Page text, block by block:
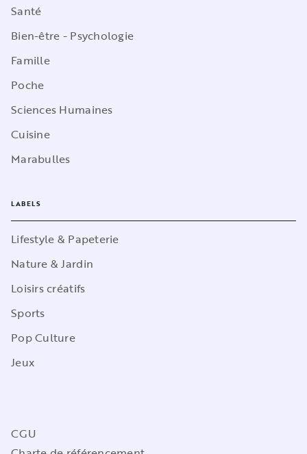
Santé
Bien-être - Psychologie
Famille
Poche
Sciences Humaines
Cuisine
Marabulles
LABELS
Lifestyle & Papeterie
Nature & Jardin
Loisirs créatifs
Sports
Pop Culture
Jeux
CGU